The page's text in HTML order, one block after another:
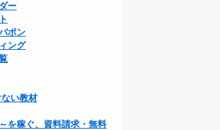
ー
ポン
ング
い教材
を稼ぐ、資料請求・無料